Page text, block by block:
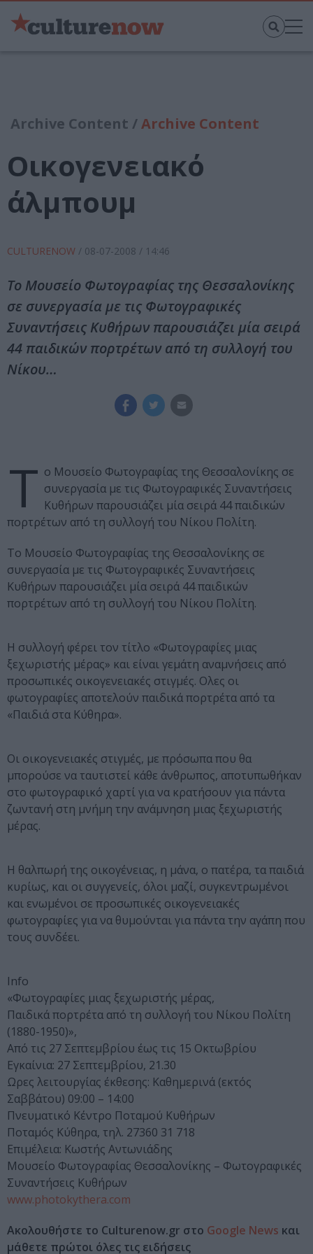
Archive Content /Archive Content
Οικογενειακό
άλμπουμ
CULTURENOW / 08-07-2008 / 14:46
Το Μουσείο Φωτογραφίας της Θεσσαλονίκης
σε συνεργασία με τις Φωτογραφικές
Συναντήσεις Κυθήρων παρουσιάζει μία σειρά
44 παιδικών πορτρέτων από τη συλλογή του
Νίκου…
Τ ο Μουσείο Φωτογραφίας της Θεσσαλονίκης σε
συνεργασία με τις Φωτογραφικές Συναντήσεις
Κυθήρων παρουσιάζει μία σειρά 44 παιδικών
πορτρέτων από τη συλλογή του Νίκου Πολίτη.
Το Μουσείο Φωτογραφίας της Θεσσαλονίκης σε
συνεργασία με τις Φωτογραφικές Συναντήσεις
Κυθήρων παρουσιάζει μία σειρά 44 παιδικών
πορτρέτων από τη συλλογή του Νίκου Πολίτη.
Η συλλογή φέρει τον τίτλο «Φωτογραφίες μιας
ξεχωριστής μέρας» και είναι γεμάτη αναμνήσεις από
προσωπικές οικογενειακές στιγμές. Ολες οι
φωτογραφίες αποτελούν παιδικά πορτρέτα από τα
«Παιδιά στα Κύθηρα».
Οι οικογενειακές στιγμές, με πρόσωπα που θα
μπορούσε να ταυτιστεί κάθε άνθρωπος, αποτυπωθήκαν
στο φωτογραφικό χαρτί για να κρατήσουν για πάντα
ζωντανή στη μνήμη την ανάμνηση μιας ξεχωριστής
μέρας.
Η θαλπωρή της οικογένειας, η μάνα, ο πατέρα, τα παιδιά
κυρίως, και οι συγγενείς, όλοι μαζί, συγκεντρωμένοι
και ενωμένοι σε προσωπικές οικογενειακές
φωτογραφίες για να θυμούνται για πάντα την αγάπη που
τους συνδέει.
Info
«Φωτογραφίες μιας ξεχωριστής μέρας,
Παιδικά πορτρέτα από τη συλλογή του Νίκου Πολίτη
(1880-1950)»,
Από τις 27 Σεπτεμβρίου έως τις 15 Οκτωβρίου
Εγκαίνια: 27 Σεπτεμβρίου, 21.30
Ωρες λειτουργίας έκθεσης: Καθημερινά (εκτός
Σαββάτου) 09:00 – 14:00
Πνευματικό Κέντρο Ποταμού Κυθήρων
Ποταμός Κύθηρα, τηλ. 27360 31 718
Επιμέλεια: Κωστής Αντωνιάδης
Μουσείο Φωτογραφίας Θεσσαλονίκης – Φωτογραφικές
Συναντήσεις Κυθήρων
www.photokythera.com
Ακολουθήστε το Culturenow.gr στο Google News και
μάθετε πρώτοι όλες τις ειδήσεις